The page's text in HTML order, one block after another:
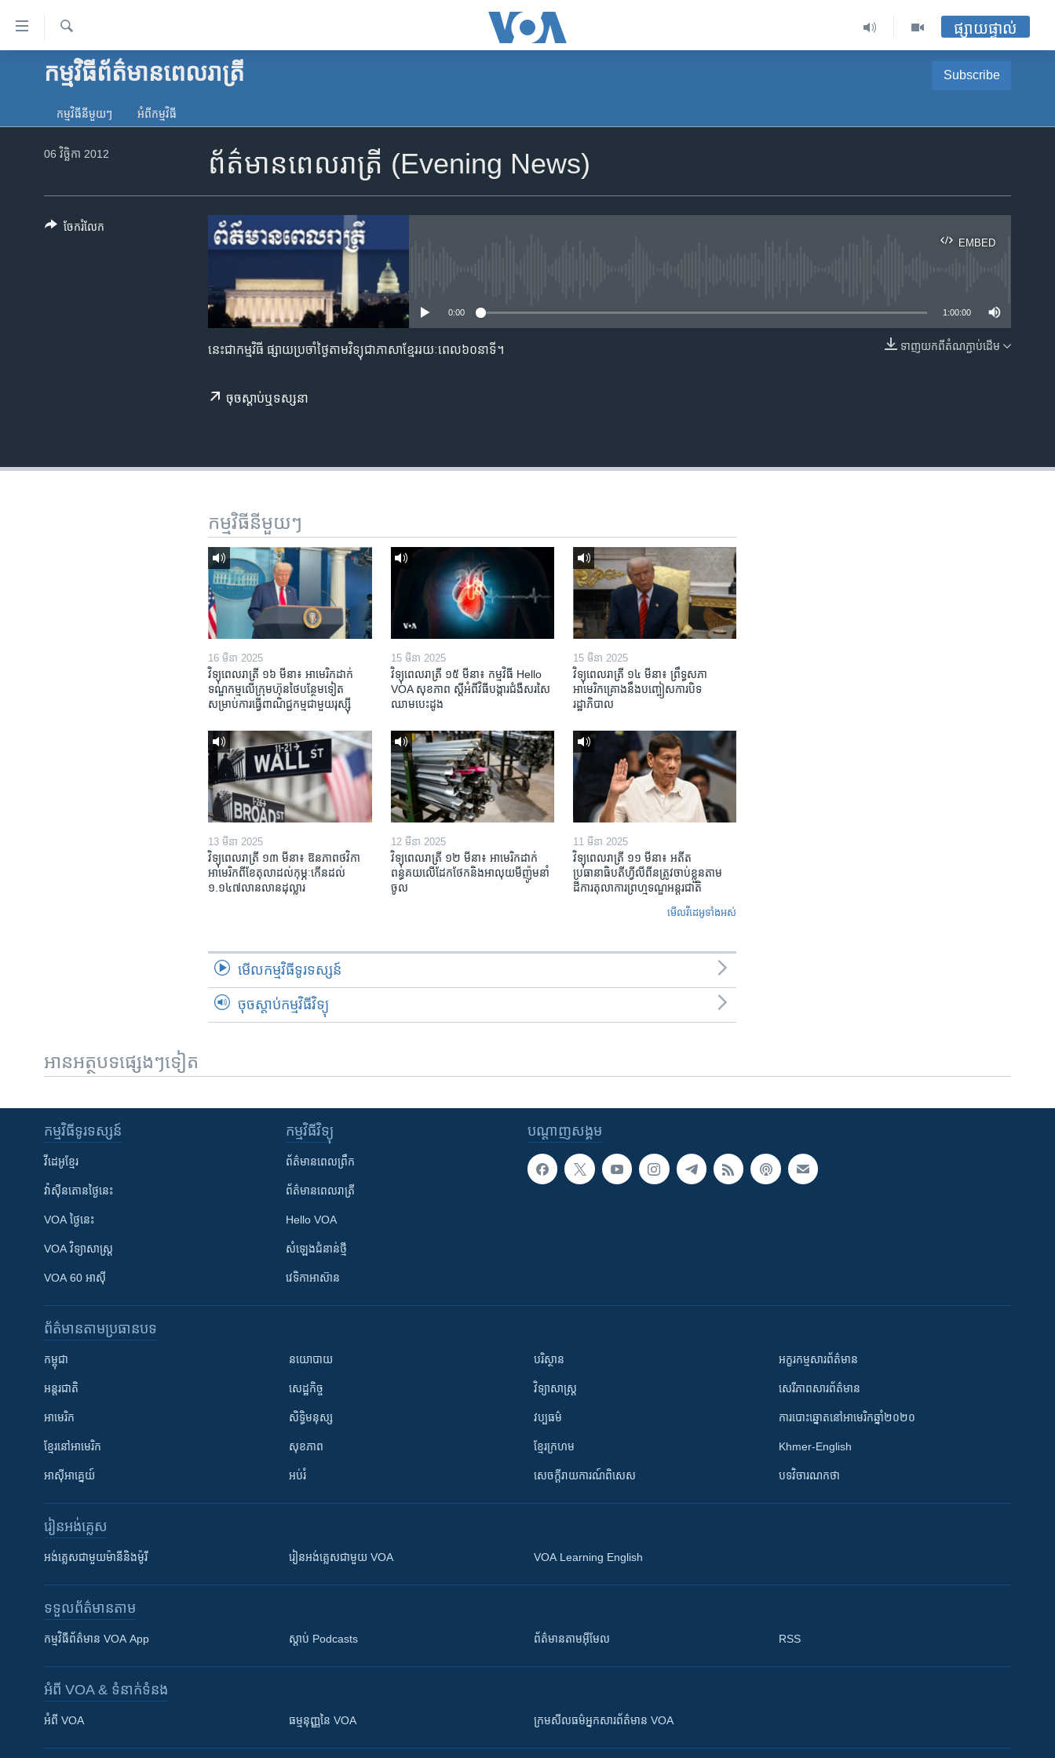
ទៅ​
គេហទំព័រ​
ទាក់ទង
និង​
កាន់​
អាមេរិក
រក
ផ្សាយផ្ទាល់
កម្មវិធី​ព័ត៌មាន​ពេលរាត្រី Subscribe
Apple Podcasts
ទទួល​​​សេវា​​​ Podcast
កម្មវិធី​នីមួយៗ អំពី​កម្មវិធី​
ព័ត៌មាន​ពេល​រាត្រី (Evening News)
06 វិច្ឆិកា 2012
EMBED
EMBED
0:00 1:00:00
ទាញ​យក​ពី​តំណភ្ជាប់​ដើម
នេះ​ជា​កម្មវិធី ​ផ្សាយ​​ប្រចាំ​ថ្ងៃ​តាម​វិទ្យុ​ជា​ភាសា​ខ្មែរ​​​រយៈ​ពេល​​៦០​​នាទី។
ចុច​​ស្តាប់​ឬ​ទស្សនា
ចែករំលែក
កម្មវិធី​នីមួយៗ
16 មីនា 2025
វិទ្យុពេលរាត្រី ១៦ មីនា៖ អាមេរិក​ដាក់​
ទណ្ឌកម្ម​លើ​ក្រុមហ៊ុន​ថៃ​បន្ថែម​ទៀត​
សម្រាប់​ការ​ធ្វើ​ពាណិជ្ជកម្ម​ជាមួយ​រុស្ស៊ី
15 មីនា 2025
វិទ្យុពេលរាត្រី ១៥ មីនា៖ កម្មវិធី ​Hello
VOA សុខភាព ស្ដី​អំពី​វិធី​បង្ការ​ជំងឺ​សរសៃ​
ឈាម​បេះដូង
15 មីនា 2025
វិទ្យុពេលរាត្រី ១៤ មីនា៖ ព្រឹទ្ធសភា
អាមេរិកគ្រោងនឹងបញ្ចៀសការបិទ
រដ្ឋាភិបាល
13 មីនា 2025
វិទ្យុពេលរាត្រី ១៣ មីនា៖ ឱនភាព​ថវិកា​
អាមេរិក​ពី​ខែ​តុលា​ដល់​កុម្ភៈ​កើន​ដល់​
១.១៤៧​លានលាន​ដុល្លារ
12 មីនា 2025
វិទ្យុពេលរាត្រី ១២ មីនា៖ អាមេរិក​ដាក់​
ពន្ធគយ​លើ​ដែកថែក​និង​អាលុយ​មីញ៉ូម​នាំ
ចូល
11 មីនា 2025
វិទ្យុពេលរាត្រី ១១ មីនា៖ អតីត​
ប្រធានាធិបតីហ្វីលីពីន​ត្រូវ​ចាប់ខ្លួនតាម
ដីការ​តុលាការ​ព្រហ្មទណ្ឌ​អន្តរជាតិ
មើល​វីដេអូ​ទាំង​អស់
មើល​កម្មវិធី​ទូរទស្សន៍
ចុចស្តាប់កម្មវិធីវិទ្យុ
អានអត្ថបទផ្សេងៗទៀត
បណ្តាញ​សង្គម
កម្មវិធី​ទូរទស្សន៍
វីដេអូ​ខ្មែរ
វ៉ាស៊ីនតោន​ថ្ងៃ​នេះ
VOA ថ្ងៃនេះ
VOA ​វិទ្យាសាស្ត្រ
VOA 60 អាស៊ី
កម្មវិធី​វិទ្យុ
ព័ត៌មាន​ពេល​ព្រឹក
ព័ត៌មាន​​ពេល​រាត្រី
Hello VOA
សំឡេង​ជំនាន់​ថ្មី
វេទិកា​អាស៊ាន
ព័ត៌មាន​តាមប្រធានបទ​
កម្ពុជា
អន្តរជាតិ
អាមេរិក
ខ្មែរ​នៅអាមេរិក
អាស៊ីអាគ្នេយ៍
នយោបាយ
សេដ្ឋកិច្ច
សិទ្ធិមនុស្ស
សុខភាព
អប់រំ
បរិស្ថាន
វិទ្យាសាស្រ្ត
វប្បធម៌
ខ្មែរក្រហម
សេចក្តីរាយការណ៍ពិសេស
អក្ខរកម្មសារព័ត៌មាន
សេរីភាពសារព័ត៌មាន
ការបោះឆ្នោតនៅអាមេរិកឆ្នាំ២០២០
Khmer-English
បទវិចារណកថា
រៀន​​អង់គ្លេស
អង់គ្លេស​ជាមួយ​ម៉ានី​និង​ម៉ូរី រៀន​​​​​​អង់គ្លេស​​ជាមួយ VOA VOA Learning English
ទទួល​ព័ត៌មាន​តាម
កម្មវិធី​ព័ត៌មាន VOA App ស្តាប់ Podcasts ព័ត៌មាន​តាម​អ៊ីមែល RSS
អំពី​ VOA & ទំនាក់ទំនង
អំពី​ VOA ធម្មនុញ្ញ​នៃ VOA ក្រម​​​សីលធម៌​​​អ្នក​​​សារព័ត៌មាន VOA